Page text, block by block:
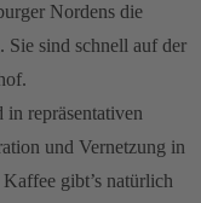
Nordens die
Sie sind schnell auf der
in repräsentativen
und Vernetzung in
gibt’s natürlich